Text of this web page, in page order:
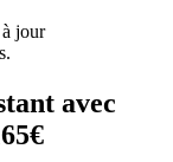
jour
avec